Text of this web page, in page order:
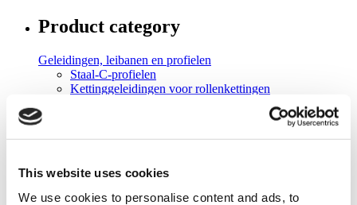
This website uses cookies
We use cookies to personalise content and ads, to
Product category
Geleidingen, leibanen en profielen
Staal-C-profielen
Kettinggeleidingen voor rollenkettingen
Kettinggeleidingen voor kettingen met ronde schakels
Product overview